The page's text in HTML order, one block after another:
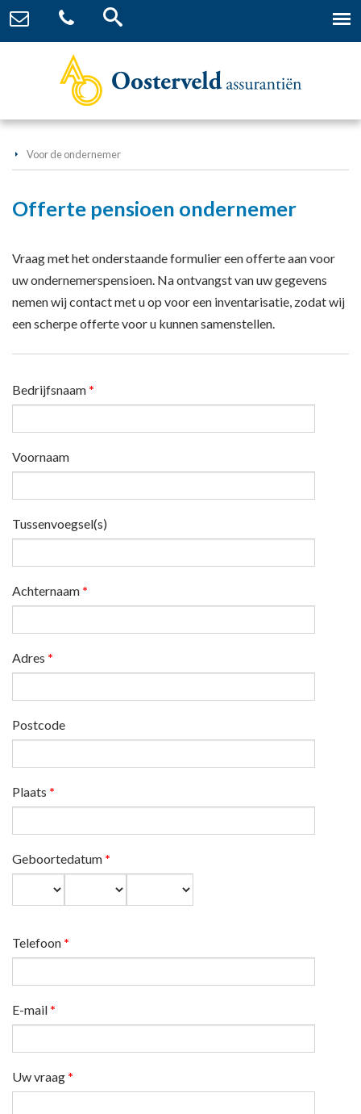
Voor de ondernemer
Offerte pensioen ondernemer
Vraag met het onderstaande formulier een offerte aan voor
uw ondernemerspensioen. Na ontvangst van uw gegevens
nemen wij contact met u op voor een inventarisatie, zodat wij
een scherpe offerte voor u kunnen samenstellen.
Bedrijfsnaam *
Voornaam
Tussenvoegsel(s)
Achternaam *
Adres *
Postcode
Plaats *
Geboortedatum *
Telefoon *
E-mail *
Uw vraag *